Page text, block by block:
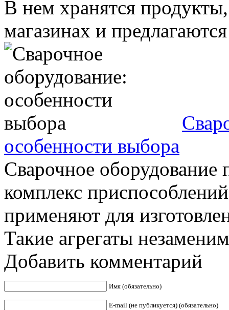
В нем хранятся
магазинах и
особенности выбора
Сварочное оборудование
комплекс
применяют для
Такие агрегаты
Добавить комментарий
Имя (обязательно)
E-mail (не публикуется) (обязательно)